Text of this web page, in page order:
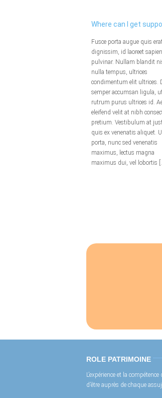
Where can I get
Fusce porta augue quis
dignissim, id laoreet sapien
pulvinar. Nullam blandit
nulla tempus, ultrices
condimentum elit ultrices.
semper accumsan ligula,
rutrum purus ultrices id.
eleifend velit at nibh
pretium. Vestibulum at
quis ex venenatis aliquet.
porta, nunc sed venenatis
maximus, lectus magna
maximus dui, vel lobortis
ROLE PATRIMOINE
L’expérience et la
d’être auprès de chaque